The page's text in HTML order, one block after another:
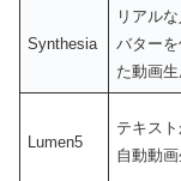
Synthesia
リアル
バターを
た動画
Lumen5
テキス
自動動